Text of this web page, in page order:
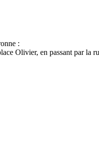
:
Olivier, en passant par la